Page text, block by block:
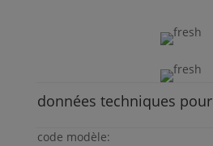
données techniques pour
code modèle: